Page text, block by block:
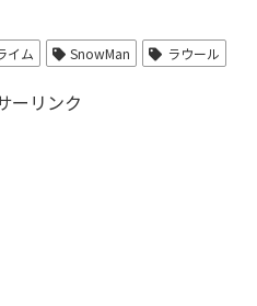
イム SnowMan ラウール
ーリンク